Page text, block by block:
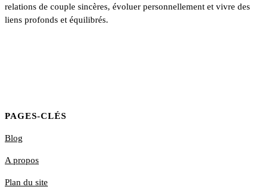
relations de couple sincères, évoluer personnellement et vivre des
liens profonds et équilibrés.
PAGES-CLÉS
Blog
A propos
Plan du site